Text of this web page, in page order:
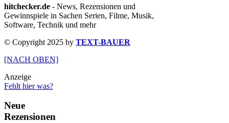
hitchecker.de - News, Rezensionen und
Gewinnspiele in Sachen Serien, Filme, Musik,
Software, Technik und mehr
© Copyright 2025 by TEXT-BAUER
[NACH OBEN]
Anzeige
Fehlt hier was?
Neue
Rezensionen